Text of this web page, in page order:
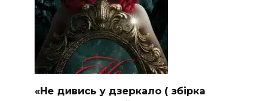
«Не дивись у дзеркало ( збірка